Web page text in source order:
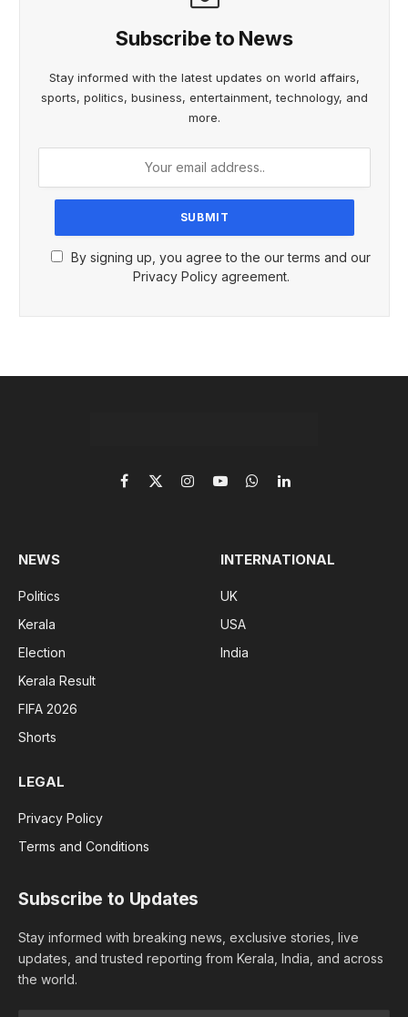
Subscribe to News
Stay informed with the latest updates on world affairs,
sports, politics, business, entertainment, technology, and
more.
By signing up, you agree to the our terms and our
Privacy Policy agreement.
Facebook
X
InstagramYouTubeWhatsAppLinkedIn
NEWS
Politics
Kerala
Election
Kerala Result
FIFA 2026
Shorts
INTERNATIONAL
UK
USA
India
LEGAL
Privacy Policy
Terms and Conditions
Subscribe to Updates
Stay informed with breaking news, exclusive stories, live
updates, and trusted reporting from Kerala, India, and across
the world.